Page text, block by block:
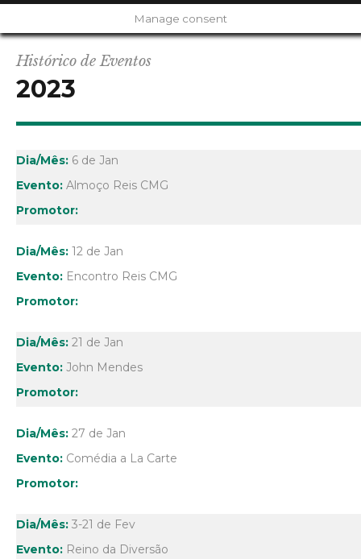
Manage consent
Histórico de Eventos
2023
6 de Jan
Almoço Reis CMG
12 de Jan
Encontro Reis CMG
21 de Jan
John Mendes
27 de Jan
Comédia a La Carte
3-21 de Fev
Reino da Diversão